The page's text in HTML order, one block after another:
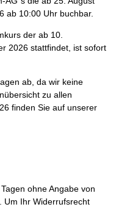
ab 10:00 Uhr buchbar.
der ab 10.
2026 stattfindet, ist sofort
ab, da wir keine
zu allen
finden Sie auf unserer
ohne Angabe von
Um Ihr Widerrufsrecht